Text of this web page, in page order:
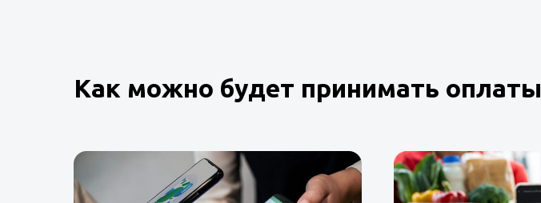
Как можно будет принимать оплаты